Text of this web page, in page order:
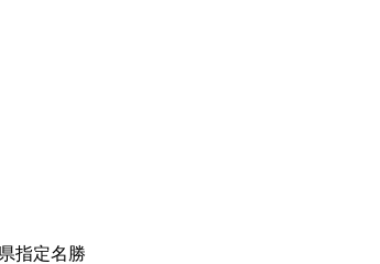
指定名勝